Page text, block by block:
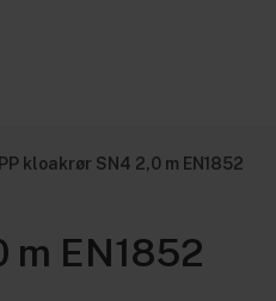
kloakrør SN4 2,0 m EN1852
m EN1852